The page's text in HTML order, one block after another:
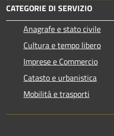
CATEGORIE DI SERVIZIO
Anagrafe e stato civile
Cultura e tempo libero
Imprese e Commercio
Catasto e urbanistica
Mobilità e trasporti